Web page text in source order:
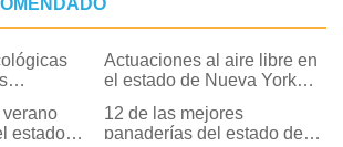
Actuaciones al aire libre en
el estado de Nueva York
estado
12 de las mejores
panaderías del estado de